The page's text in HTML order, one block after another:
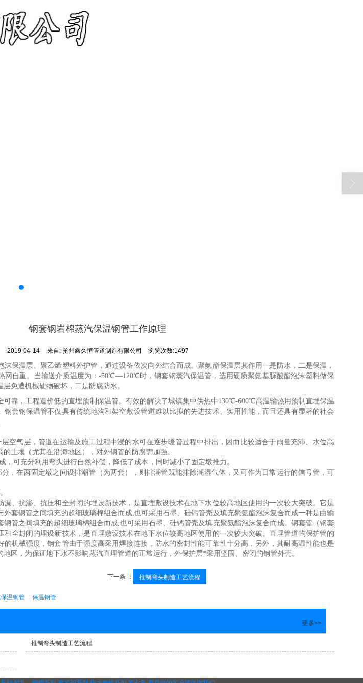
钢套钢岩棉蒸汽保温钢管工作原理
2019-04-14 来自: 沧州鑫久恒管道制造有限公司 浏览次数:1497
保温层、聚乙烯塑料外护管，通过设备依次向外结合而成。聚氨酯保温层其作用一是防水，二是保温，
网自重。当输送介质温度为：-50℃—120℃时，钢套钢蒸汽保温管，选用硬质聚氨基脲酸酯泡沫塑料做保
免遭机械硬物破坏，二是防腐防水。
靠，工程造价低的直埋预制保温管。有效的解决了城镇集中供热中 130℃-600℃高温输热用预制直埋保温
套钢保温管不仅具有传统地沟和架空敷设管道难以比拟的先进技术、实用性能，而且还具有显著的社会
空气层，管道在运输及施工过程中浸的水可在逐步暖管过程中排出，因而比较适合于雨量充沛、水位高
土壤（尤其在沿海地区），对外钢管的防腐需加强。
，可充分利用弯头进行自然补偿，降低了成本，同时减小了固定墩推力。
，在两固定墩之间设排潮管（为两套），则排潮管既能排除潮湿气体，又可作为日常运行的信号管，可
、抗渗、抗压和全封闭的埋设新技术，是直埋敷设技术在地下水位较高地区使用的一次较大突破。它是
套钢管之间填充的超细玻璃棉组合而成,也可采用石墨、硅钙管壳及填充聚氨酯泡沫复合而成一种是由输
管之间填充的超细玻璃棉组合而成,也可采用石墨、硅钙管壳及填充聚氨酯泡沫复合而成。钢套管（钢套
全封闭的埋设新技术，是直埋敷设技术在地下水位较高地区使用的一次较大突破。直埋管道的保护管的
机械强度，钢套管由于强度高采用焊接连接，防水的密封性能可靠性十分高，另外，其耐高温性能也是
区，为保证地下水不影响蒸汽直埋管道的正常运行，外保护层*采用坚固、密闭的钢管外壳。
下一条 ： 推制弯头制造工艺流程
温钢管 保温钢管
更多>>
推制弯头制造工艺流程